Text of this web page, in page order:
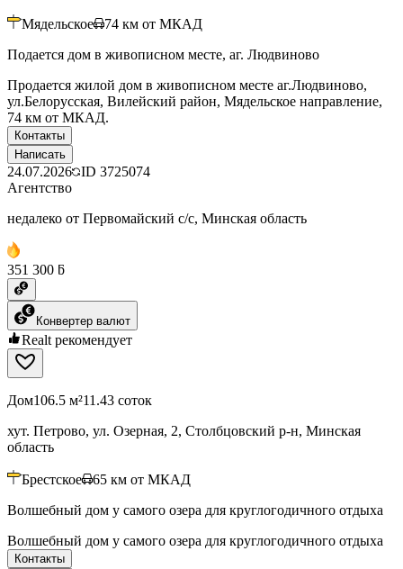
Мядельское 74 км от МКАД
Подается дом в живописном месте, аг. Людвиново
Продается жилой дом в живописном месте аг.Людвиново,
ул.Белорусская, Вилейский район, Мядельское направление,
74 км от МКАД.
Контакты
Написать
24.07.2026 ID 3725074
Агентство
недалеко от Первомайский с/с, Минская область
351 300 ƃ
Конвертер валют
Realt рекомендует
Дом106.5 м²11.43 соток
хут. Петрово, ул. Озерная, 2, Столбцовский р-н, Минская
область
Брестское 65 км от МКАД
Волшебный дом у самого озера для круглогодичного отдыха
Волшебный дом у самого озера для круглогодичного отдыха
Контакты